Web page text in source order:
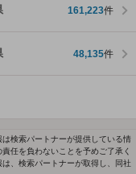
161,223件
48,135件
検索パートナーが提供している情
任を負わないことを予めご了承く
、検索パートナーが取得し、同社